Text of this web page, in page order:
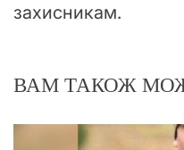
захисникам.
ВАМ ТАКОЖ